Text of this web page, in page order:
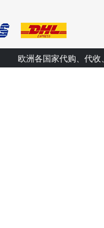
欧洲各国家代购、代